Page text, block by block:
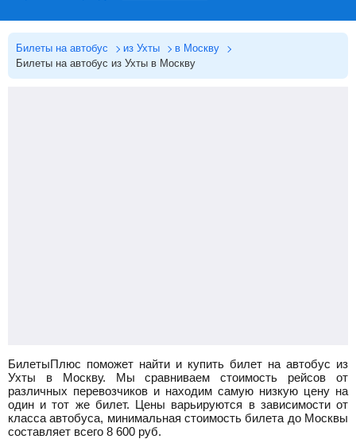
Билеты на автобус из Ухты
в Москву
Билеты на автобус из Ухты в Москву
БилетыПлюс поможет найти и купить билет на автобус из
Ухты в Москву.
Мы сравниваем стоимость рейсов от
различных перевозчиков и находим самую низкую цену на
один и тот же билет. Цены варьируются в зависимости от
класса автобуса, минимальная стоимость билета до Москвы
составляет всего 8 600 руб.